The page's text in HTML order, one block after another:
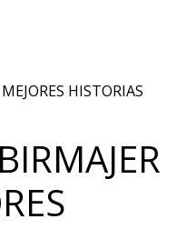
HISTORIAS